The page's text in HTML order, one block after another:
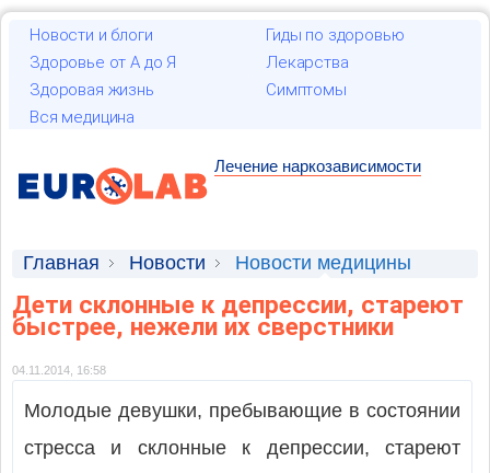
Новости и блоги
Гиды по здоровью
Здоровье от А до Я
Лекарства
Здоровая жизнь
Симптомы
Вся медицина
Лечение наркозависимости
Главная Новости Новости медицины
Дети склонные к депрессии, стареют
быстрее, нежели их сверстники
04.11.2014, 16:58
Молодые девушки, пребывающие в состоянии
стресса и склонные к депрессии, стареют